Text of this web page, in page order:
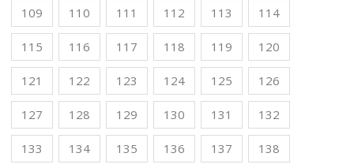
109 110 111 112 113 114
115 116 117 118 119 120
121 122 123 124 125 126
127 128 129 130 131 132
133 134 135 136 137 138